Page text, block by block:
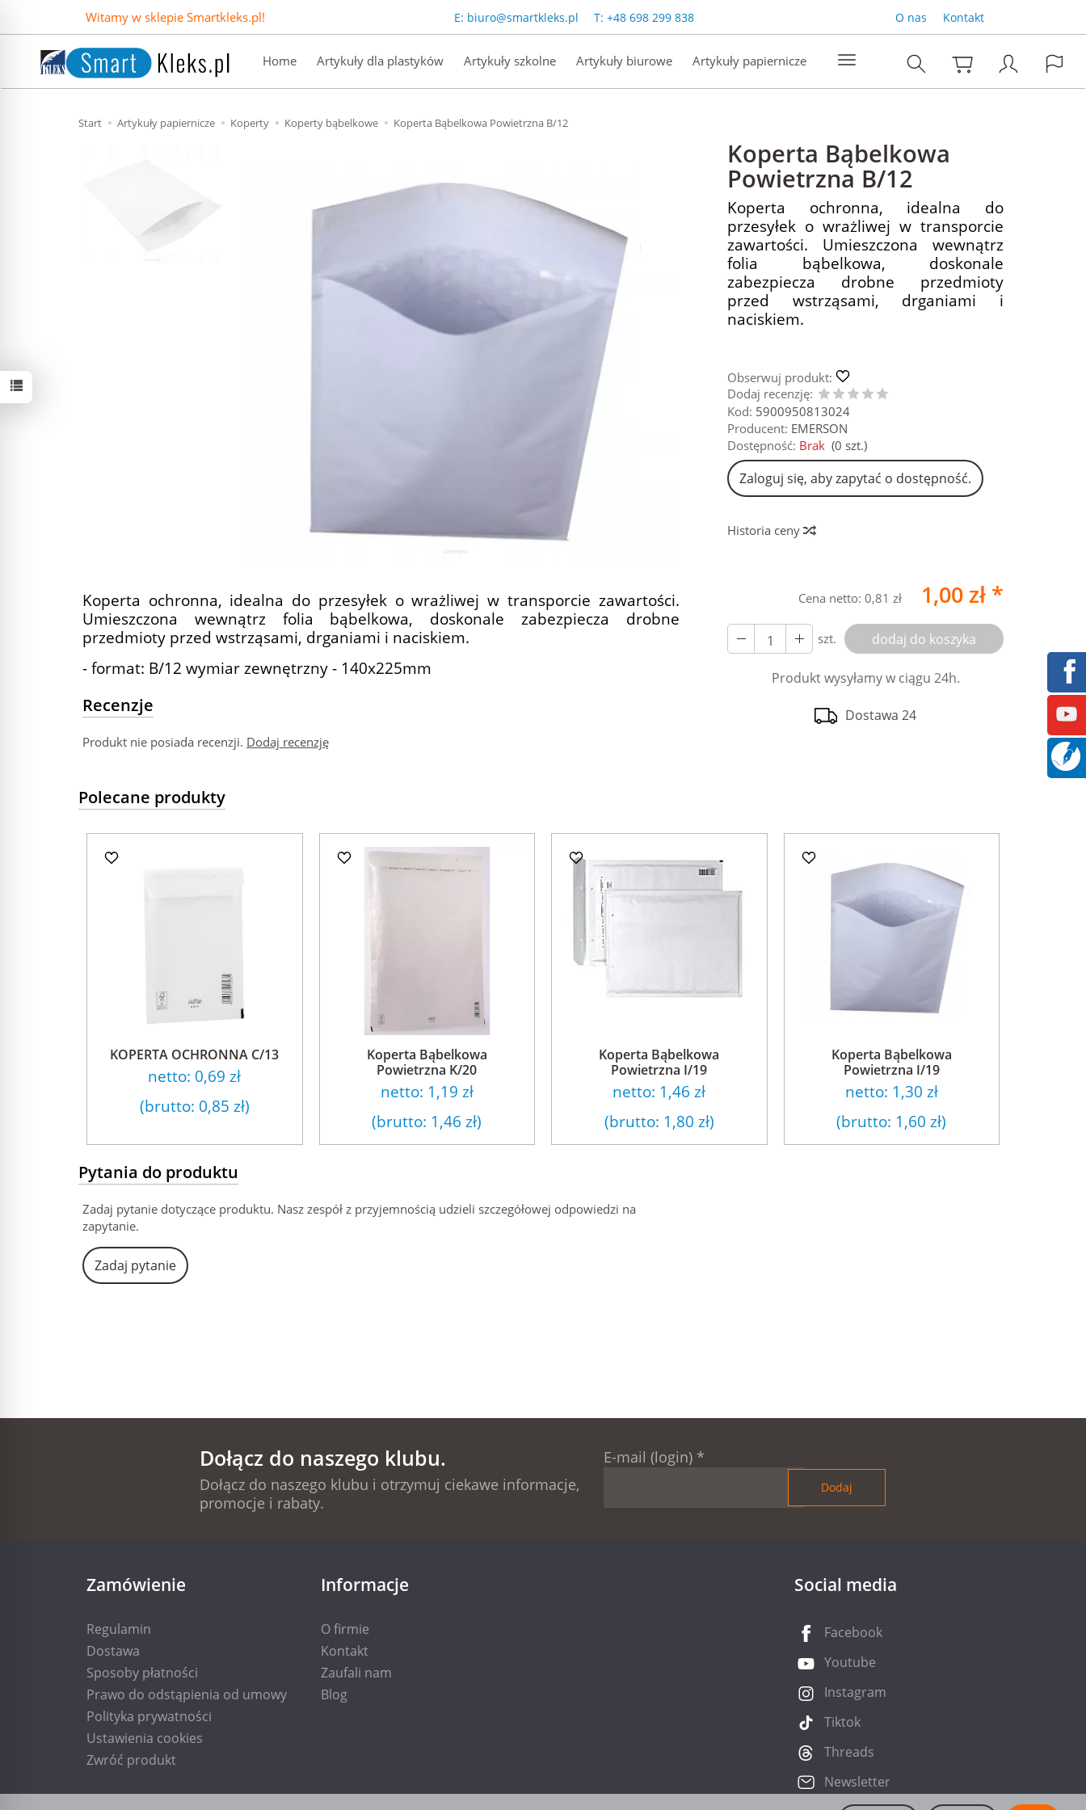
Witamy w sklepie Smartkleks.pl! E: biuro@smartkleks.pl T: +48 698 299 838 O nas Kontakt
Home Artykuły dla plastyków Artykuły szkolne Artykuły biurowe Artykuły papiernicze
Start Artykuły papiernicze Koperty Koperty bąbelkowe Koperta Bąbelkowa Powietrzna B/12
Koperta Bąbelkowa
Powietrzna B/12
Koperta ochronna, idealna do
przesyłek o wrażliwej w transporcie
zawartości. Umieszczona wewnątrz
folia bąbelkowa, doskonale
zabezpiecza drobne przedmioty
przed wstrząsami, drganiami i
naciskiem.
Obserwuj produkt:
Dodaj recenzję:
Kod: 5900950813024
Producent: EMERSON
Dostępność: Brak (0 szt.)
Zaloguj się, aby zapytać o dostępność.
Historia ceny
Cena netto: 0,81 zł 1,00 zł *
szt. dodaj do koszyka
Produkt wysyłamy w ciągu 24h.
Dostawa 24
Koperta ochronna, idealna do przesyłek o wrażliwej w transporcie zawartości.
Umieszczona wewnątrz folia bąbelkowa, doskonale zabezpiecza drobne
przedmioty przed wstrząsami, drganiami i naciskiem.
- format: B/12 wymiar zewnętrzny - 140x225mm
Recenzje
Produkt nie posiada recenzji. Dodaj recenzję
Polecane produkty
KOPERTA OCHRONNA C/13
netto: 0,69 zł
(brutto: 0,85 zł)
Koperta Bąbelkowa
Powietrzna K/20
netto: 1,19 zł
(brutto: 1,46 zł)
Koperta Bąbelkowa
Powietrzna I/19
netto: 1,46 zł
(brutto: 1,80 zł)
Koperta Bąbelkowa
Powietrzna I/19
netto: 1,30 zł
(brutto: 1,60 zł)
Pytania do produktu
Zadaj pytanie dotyczące produktu. Nasz zespół z przyjemnością udzieli szczegółowej odpowiedzi na
zapytanie.
Zadaj pytanie
Dołącz do naszego klubu.
Dołącz do naszego klubu i otrzymuj ciekawe informacje,
promocje i rabaty.
E-mail (login) *
Zamówienie
Regulamin
Dostawa
Sposoby płatności
Prawo do odstąpienia od umowy
Polityka prywatności
Ustawienia cookies
Zwróć produkt
Informacje
O firmie
Kontakt
Zaufali nam
Blog
Social media
Facebook
Youtube
Instagram
Tiktok
Threads
Newsletter